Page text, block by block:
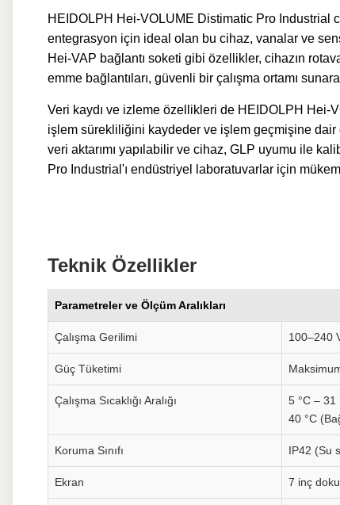
HEIDOLPH Hei-VOLUME Distimatic Pro Industrial
entegrasyon için ideal olan bu cihaz, vanalar ve
Hei-VAP bağlantı soketi gibi özellikler, cihazın
emme bağlantıları, güvenli bir çalışma ortamı
Veri kaydı ve izleme özellikleri de HEIDOLPH Hei-
işlem sürekliliğini kaydeder ve işlem geçmişine dair
veri aktarımı yapılabilir ve cihaz, GLP uyumu ile
Pro Industrial'ı endüstriyel laboratuvarlar için
Teknik Özellikler
Parametreler ve Ölçüm Aralıkları
Çalışma Gerilimi 100–240
Güç Tüketimi
Çalışma Sıcaklığı Aralığı
5 °C – 31
40 °C
Koruma Sınıfı IP42 (Su
Ekran 7 inç